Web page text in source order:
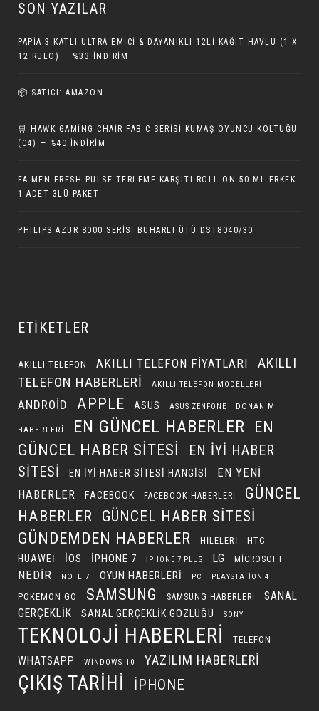
SON YAZILAR
PAPIA 3 KATLI ULTRA EMICI & DAYANIKLI 12LI KAĞIT HAVLU (1 X
12 RULO) — %33 İNDIRIM
📦 SATICI: AMAZON
🛒 HAWK GAMING CHAIR FAB C SERISI KUMAŞ OYUNCU KOLTUĞU
(C4) — %40 İNDIRIM
FA MEN FRESH PULSE TERLEME KARŞITI ROLL-ON 50 ML ERKEK
1 ADET 3LÜ PAKET
PHILIPS AZUR 8000 SERISI BUHARLI ÜTÜ DST8040/30
ETIKETLER
AKILLI TELEFON AKILLI TELEFON FIYATLARI
AKILLI
TELEFON HABERLERI
AKILLI TELEFON MODELLERI
ANDROID APPLE ASUS ASUS ZENFONE DONANIM
HABERLERI EN GÜNCEL HABERLER EN
GÜNCEL HABER SITESI
EN IYI HABER
SITESI
EN IYI HABER SITESI HANGISI
EN YENI
HABERLER
FACEBOOK FACEBOOK HABERLERI
GÜNCEL
HABERLER
GÜNCEL HABER SITESI
GÜNDEMDEN HABERLER HILELERI HTC
HUAWEI IOS IPHONE 7 IPHONE 7 PLUS LG MICROSOFT
NEDIR NOTE 7 OYUN HABERLERI PC PLAYSTATION 4
POKEMON GO SAMSUNG SAMSUNG HABERLERI
SANAL
GERÇEKLIK
SANAL GERÇEKLIK GÖZLÜĞÜ SONY
TEKNOLOJI HABERLERI TELEFON
WHATSAPP WINDOWS 10 YAZILIM HABERLERI
ÇIKIŞ TARIHI İPHONE